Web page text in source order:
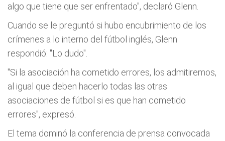
algo que tiene que ser enfrentado", declaró Glenn.
Cuando se le preguntó si hubo encubrimiento de los
crímenes a lo interno del fútbol inglés, Glenn
respondió: "Lo dudo".
"Si la asociación ha cometido errores, los admitiremos,
al igual que deben hacerlo todas las otras
asociaciones de fútbol si es que han cometido
errores", expresó.
El tema dominó la conferencia de prensa convocada